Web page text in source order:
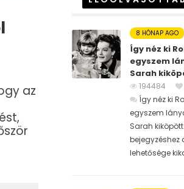
az
8 HÓNAP AGO
Így néz ki
egyszem
Sarah
194484
Így néz ki
egyszem
Sarah
bejegyzéshez
lehetősége